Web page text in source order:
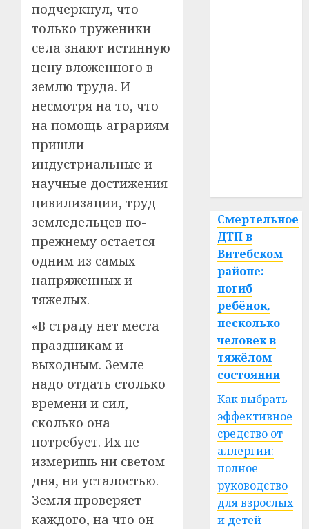
подчеркнул, что
только труженики
села знают истинную
цену вложенного в
землю труда. И
несмотря на то, что
на помощь аграриям
пришли
индустриальные и
научные достижения
цивилизации, труд
земледельцев по-
прежнему остается
одним из самых
напряженных и
тяжелых.
«В страду нет места
праздникам и
выходным. Земле
надо отдать столько
времени и сил,
сколько она
потребует. Их не
измеришь ни светом
дня, ни усталостью.
Земля проверяет
каждого, на что он
Смертельное
ДТП в
Витебском
районе:
погиб
ребёнок,
несколько
человек в
тяжёлом
состоянии
Как выбрать
эффективное
средство от
аллергии:
полное
руководство
для взрослых
и детей